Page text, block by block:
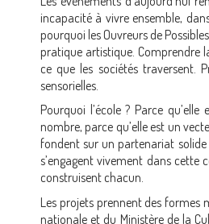
incapacité à vivre ensemble,
pourquoi les Ouvreurs de
pratique artistique. Comprendre
ce que les sociétés traversent.
sensorielles.
Pourquoi l’école ? Parce
nombre, parce qu’elle est un
fondent sur un partenariat solide
s’engagent vivement dans
construisent chacun.
Les projets prennent des formes
nationale et du Ministère de la